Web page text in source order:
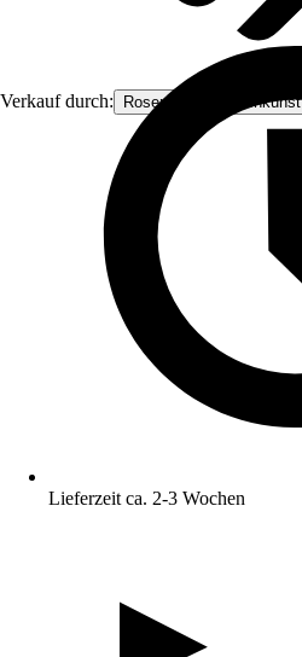
Verkauf durch: Rosenbogen-Gartenkunst
Lieferzeit ca. 2-3 Wochen